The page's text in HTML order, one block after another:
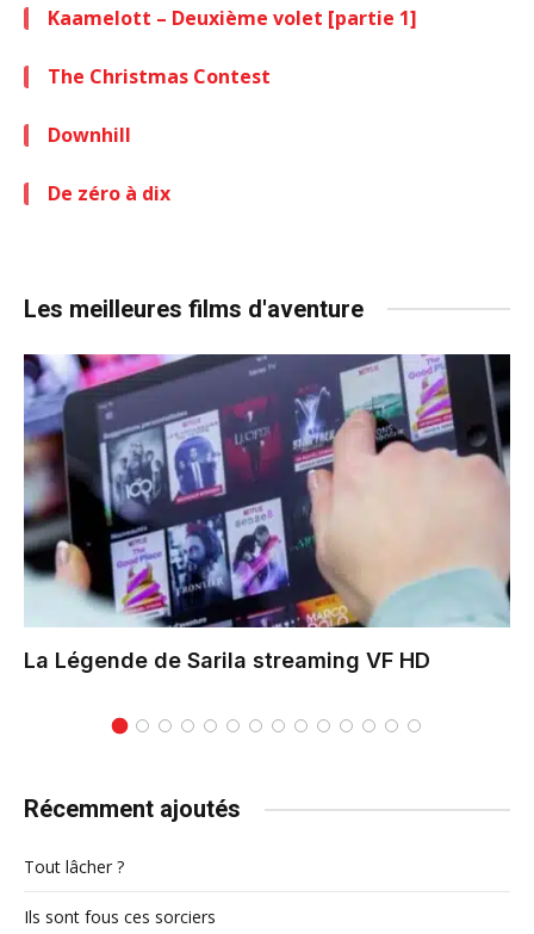
Kaamelott – Deuxième volet [partie 1]
The Christmas Contest
Downhill
De zéro à dix
Les meilleures films d'aventure
La Légende de Sarila streaming VF HD
Récemment ajoutés
Tout lâcher ?
Ils sont fous ces sorciers